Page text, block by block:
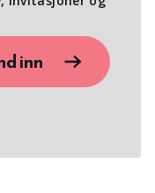
inn